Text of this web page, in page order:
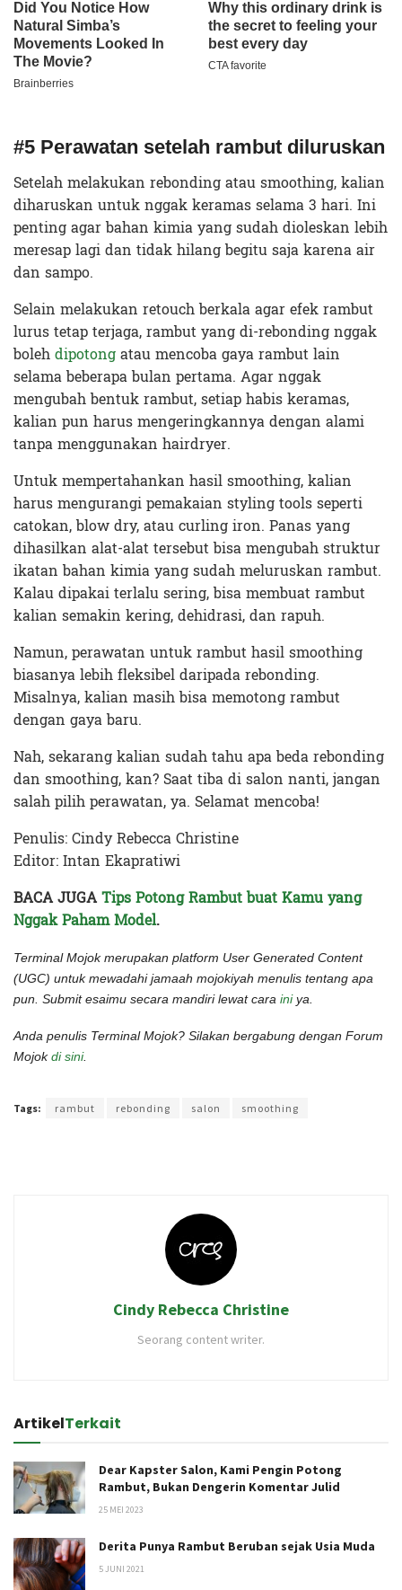
#5 Perawatan setelah rambut diluruskan
Setelah melakukan rebonding atau smoothing, kalian
diharuskan untuk nggak keramas selama 3 hari. Ini
penting agar bahan kimia yang sudah dioleskan lebih
meresap lagi dan tidak hilang begitu saja karena air
dan sampo.
Selain melakukan retouch berkala agar efek rambut
lurus tetap terjaga, rambut yang di-rebonding nggak
bolehdipotongatau mencoba gaya rambut lain
selama beberapa bulan pertama. Agar nggak
mengubah bentuk rambut, setiap habis keramas,
kalian pun harus mengeringkannya dengan alami
tanpa menggunakan hairdryer.
Untuk mempertahankan hasil smoothing, kalian
harus mengurangi pemakaian styling tools seperti
catokan, blow dry, atau curling iron. Panas yang
dihasilkan alat-alat tersebut bisa mengubah struktur
ikatan bahan kimia yang sudah meluruskan rambut.
Kalau dipakai terlalu sering, bisa membuat rambut
kalian semakin kering, dehidrasi, dan rapuh.
Namun, perawatan untuk rambut hasil smoothing
biasanya lebih fleksibel daripada rebonding.
Misalnya, kalian masih bisa memotong rambut
dengan gaya baru.
Nah, sekarang kalian sudah tahu apa beda rebonding
dan smoothing, kan? Saat tiba di salon nanti, jangan
salah pilih perawatan, ya. Selamat mencoba!
Penulis: Cindy Rebecca Christine
Editor: Intan Ekapratiwi
BACA JUGATips Potong Rambut buat Kamu yang
Nggak Paham Model.
Terminal Mojok merupakan platform User Generated Content
(UGC) untuk mewadahi jamaah mojokiyah menulis tentang apa
pun. Submit esaimu secara mandiri lewat cara iniya.
Anda penulis Terminal Mojok? Silakan bergabung dengan Forum
Mojokdi sini.
Tags: rambut rebonding salon smoothing
Cindy Rebecca Christine
Seorang content writer.
ArtikelTerkait
Dear Kapster Salon, Kami Pengin Potong
Rambut, Bukan Dengerin Komentar Julid
25 MEI 2023
Derita Punya Rambut Beruban sejak Usia Muda
5 JUNI 2021